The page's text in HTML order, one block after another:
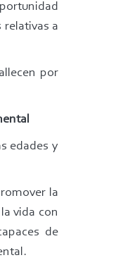
a
por
edades y
la
vida con
de